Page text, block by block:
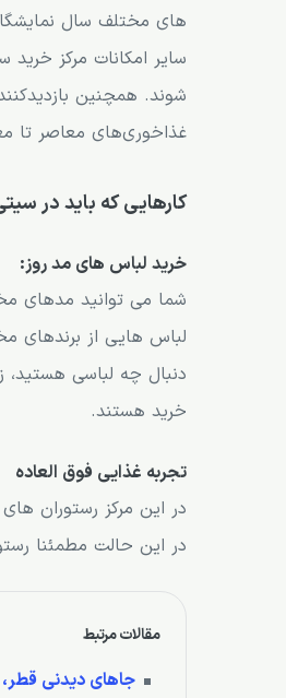
های مختلف سال
سایر امکانات مرکز
غذاخوری‌های معاصر تا
کارهایی که باید در
خرید لباس های مد روز:
شما می توانید مدهای
لباس هایی از برندهای
دنبال چه لباسی هستید،
خرید هستند.
تجربه غذایی فوق العاده
در این حالت مطمئنا
مقالات مرتبط
جاهای دیدنی